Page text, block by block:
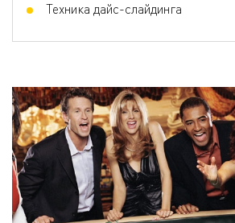
Техника дайс-слайдинга